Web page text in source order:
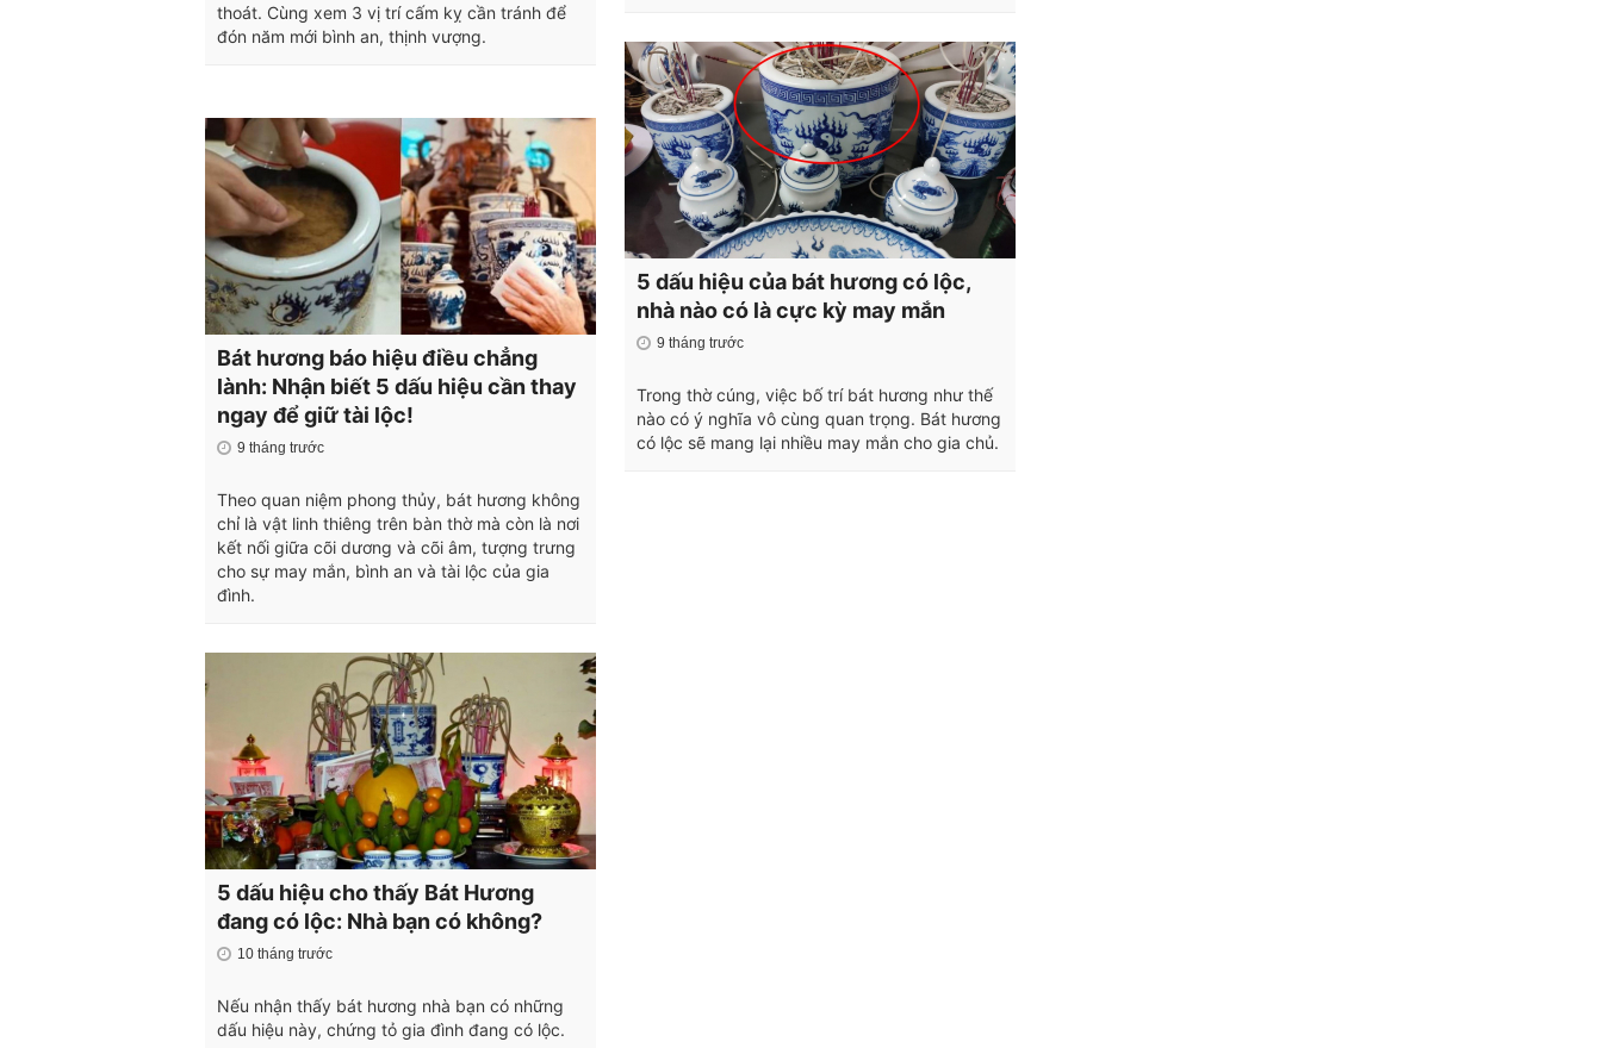
thoát. Cùng xem 3 vị trí cấm kỵ cần tránh để
đón năm mới bình an, thịnh vượng.
Bát hương báo hiệu điều chẳng
lành: Nhận biết 5 dấu hiệu cần thay
ngay để giữ tài lộc!
9 tháng trước
Theo quan niệm phong thủy, bát hương không
chỉ là vật linh thiêng trên bàn thờ mà còn là nơi
kết nối giữa cõi dương và cõi âm, tượng trưng
cho sự may mắn, bình an và tài lộc của gia
đình.
5 dấu hiệu cho thấy Bát Hương
đang có lộc: Nhà bạn có không?
10 tháng trước
Nếu nhận thấy bát hương nhà bạn có những
dấu hiệu này, chứng tỏ gia đình đang có lộc.
5 dấu hiệu của bát hương có lộc,
nhà nào có là cực kỳ may mắn
9 tháng trước
Trong thờ cúng, việc bố trí bát hương như thế
nào có ý nghĩa vô cùng quan trọng. Bát hương
có lộc sẽ mang lại nhiều may mắn cho gia chủ.